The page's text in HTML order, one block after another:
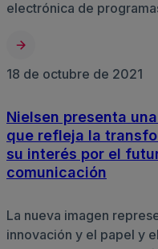
electrónica de
18 de octubre de 2021
Nielsen presenta
que refleja la
su interés por el
comunicación
La nueva imagen
innovación y el papel y